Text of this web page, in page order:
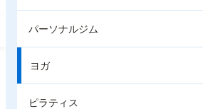
パーソナルジム
ヨガ
ピラティス